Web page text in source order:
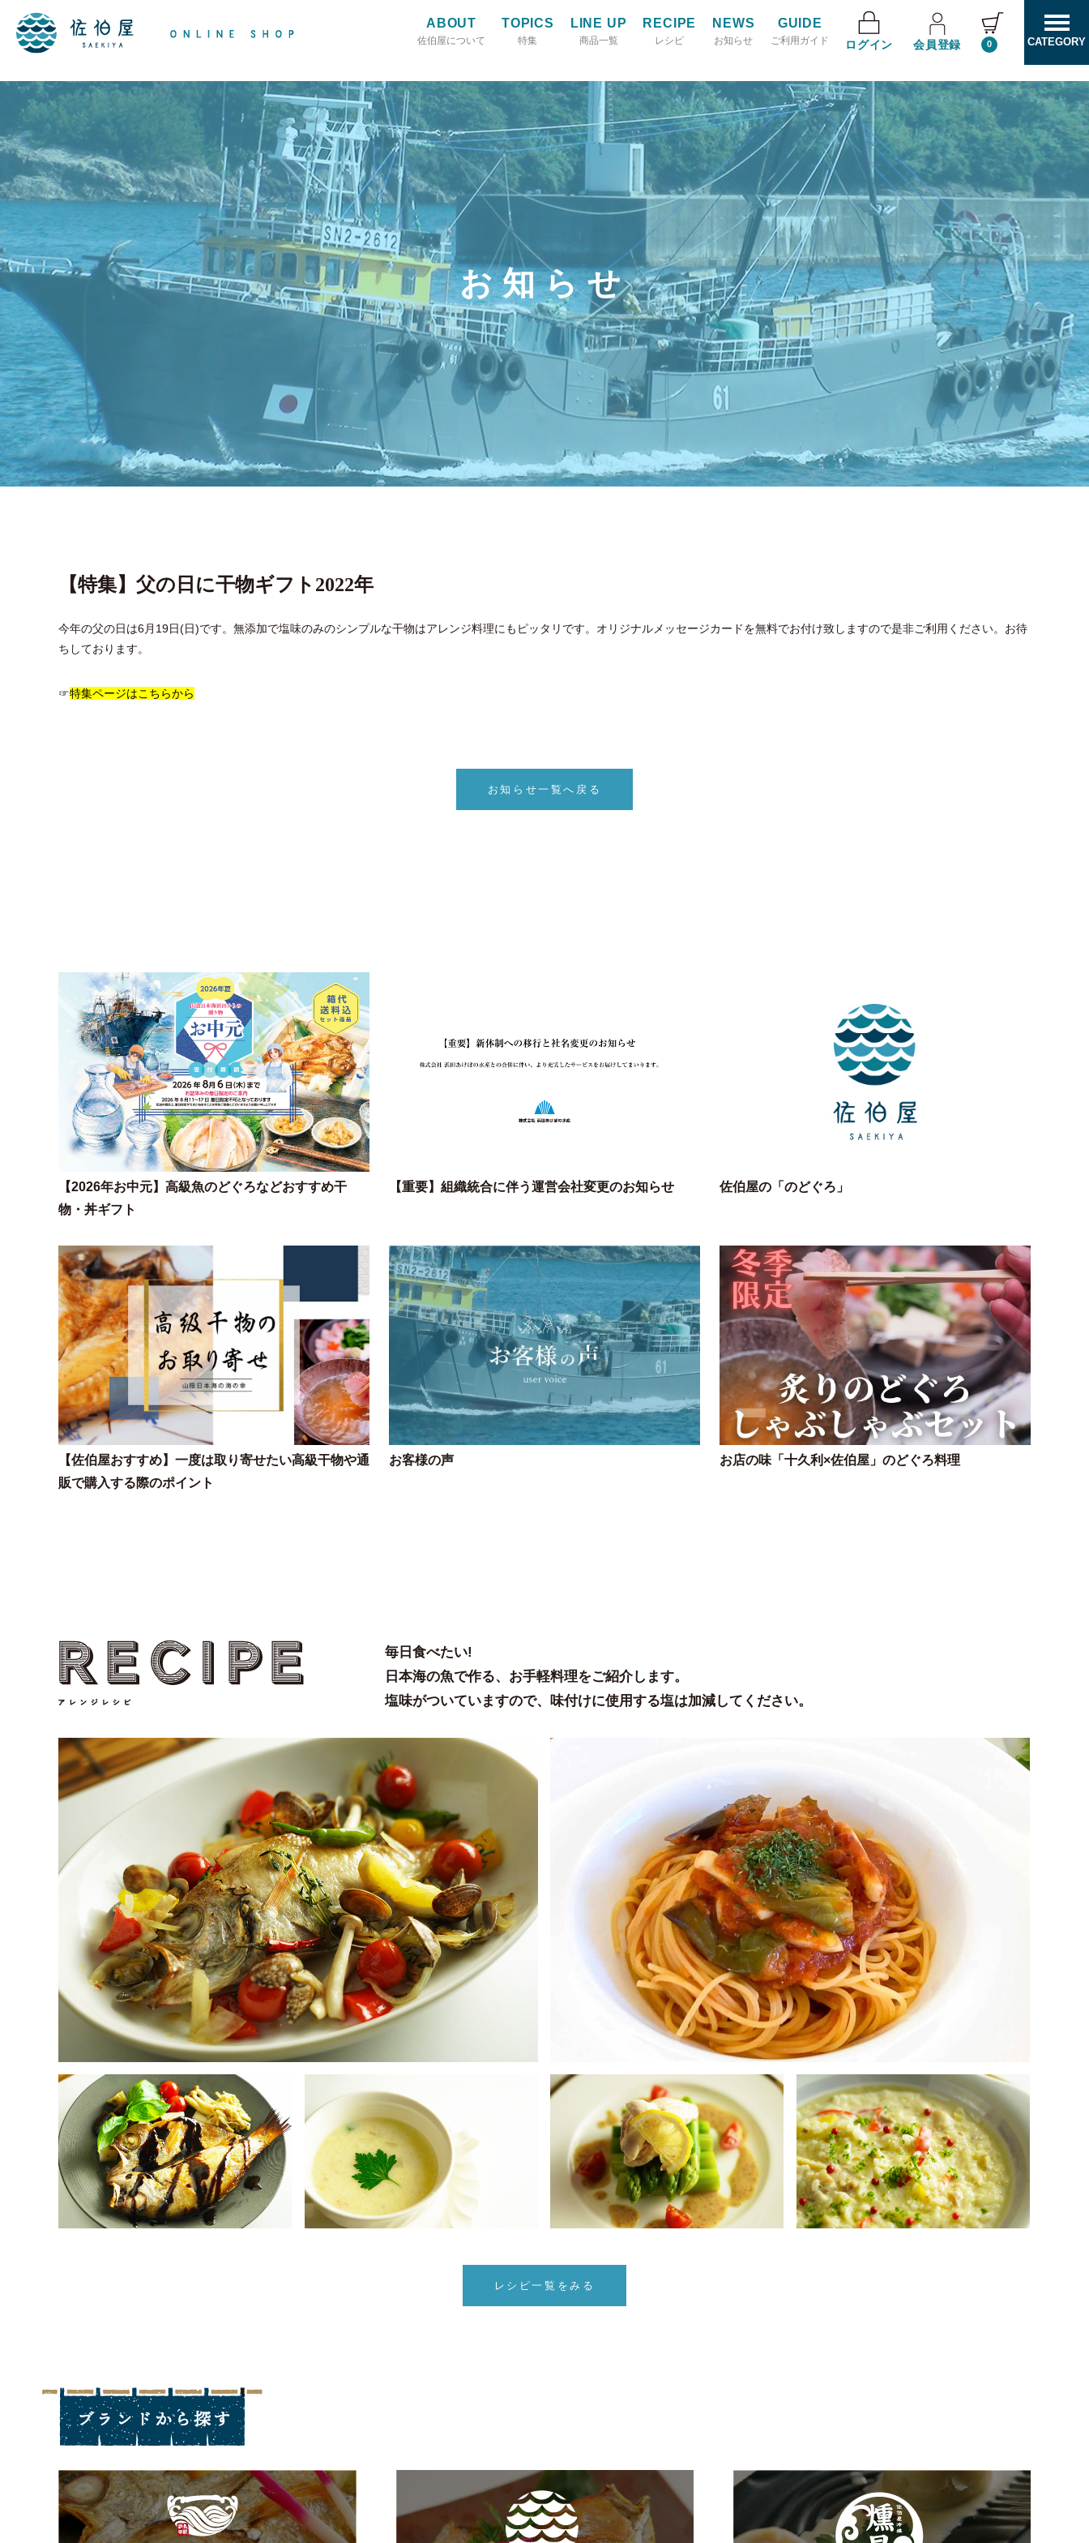
ABOUT
佐伯屋について
TOPICS
特集
LINE UP
商品一覧
RECIPE
レシピ
NEWS
お知らせ
GUIDE
ご利用ガイド ログイン 会員登録 0 CATEGORY
お知らせ
【特集】父の日に干物ギフト2022年
今年の父の日は6月19日(日)です。無添加で塩味のみのシンプルな干物はアレンジ料理にもピッタリです。オリジナルメッセージカードを無料でお付け致しますので是非ご利用ください。お待
ちしております。
☞特集ページはこちらから
お知らせ一覧へ戻る
【2026年お中元】高級魚のどぐろなどおすすめ干
物・丼ギフト
【重要】組織統合に伴う運営会社変更のお知らせ 佐伯屋の「のどぐろ」
【佐伯屋おすすめ】一度は取り寄せたい高級干物や通
販で購入する際のポイント
お客様の声 お店の味「十久利×佐伯屋」のどぐろ料理
毎日食べたい!
日本海の魚で作る、お手軽料理をご紹介します。
塩味がついていますので、味付けに使用する塩は加減してください。
レシピ一覧をみる